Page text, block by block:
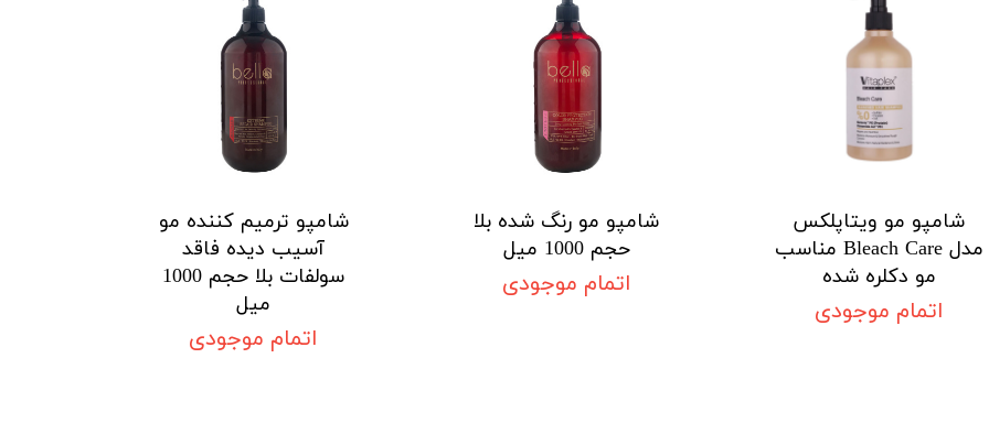
شامپو مو ویتاپلکس
مدل Bleach Care مناسب
مو دکلره شده
اتمام موجودی
شامپو مو رنگ شده بلا
حجم 1000 میل
اتمام موجودی
شامپو ترمیم کننده مو
آسیب دیده فاقد
سولفات بلا حجم 1000
میل
اتمام موجودی